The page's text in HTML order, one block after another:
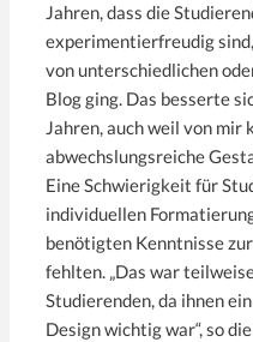
Jahren, dass die
experimentierfreudig
von unterschiedlichen
Blog ging. Das besserte
Jahren, auch weil von mir
abwechslungsreiche
Eine Schwierigkeit für
individuellen
benötigten Kenntnisse
fehlten. „Das war
Studierenden, da ihnen
Design wichtig war“, so